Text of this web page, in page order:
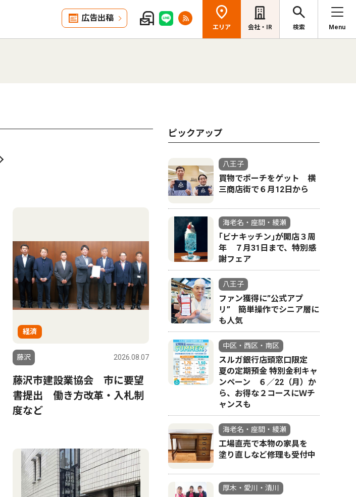
広告出稿
エリア 会社・IR 検索 Menu
経済
藤沢 2026.08.07
藤沢市建設業協会 市に要望
書提出 働き方改革・入札制
度など
ピックアップ
八王子
買物でポーチをゲット 横
三商店街で６月12日から
海老名・座間・綾瀬
｢ビナキッチン｣が開店３周
年 ７月31日まで、特別感
謝フェア
八王子
ファン獲得に”公式アプ
リ” 簡単操作でシニア層に
も人気
中区・西区・南区
スルガ銀行店頭窓口限定
夏の定期預金 特別金利キャ
ンペーン ６／22（月）か
ら、お得な２コースにＷチ
ャンスも
海老名・座間・綾瀬
工場直売で本物の家具を
塗り直しなど修理も受付中
厚木・愛川・清川